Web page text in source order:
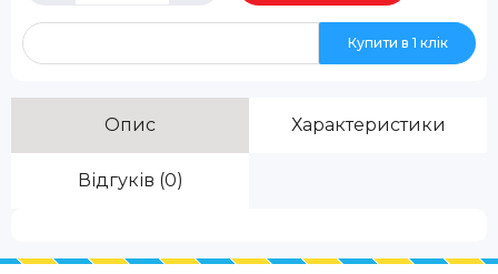
Купити в 1 клік
Опис Характеристики
Відгуків (0)